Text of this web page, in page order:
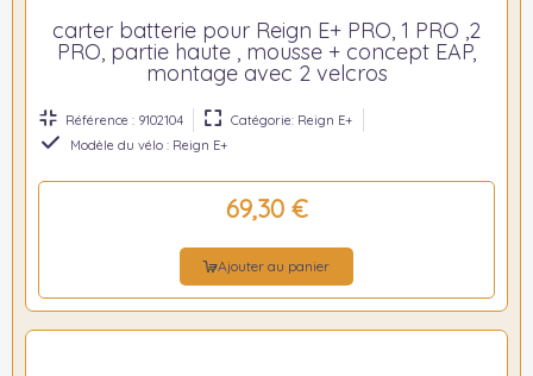
carter batterie pour Reign E+ PRO, 1 PRO ,2
PRO, partie haute , mousse + concept EAP,
montage avec 2 velcros
Référence : 9102104
Catégorie: Reign E+
Modèle du vélo : Reign E+
69,30 €
Ajouter au panier